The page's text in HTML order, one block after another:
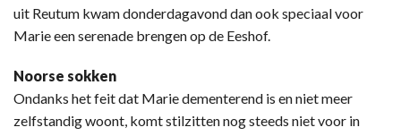
uit Reutum kwam donderdagavond dan ook speciaal voor
Marie een serenade brengen op de Eeshof.
Noorse sokken
Ondanks het feit dat Marie dementerend is en niet meer
zelfstandig woont, komt stilzitten nog steeds niet voor in